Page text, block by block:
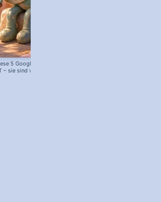
5 Google Tools statt
– sie sind viel besser!